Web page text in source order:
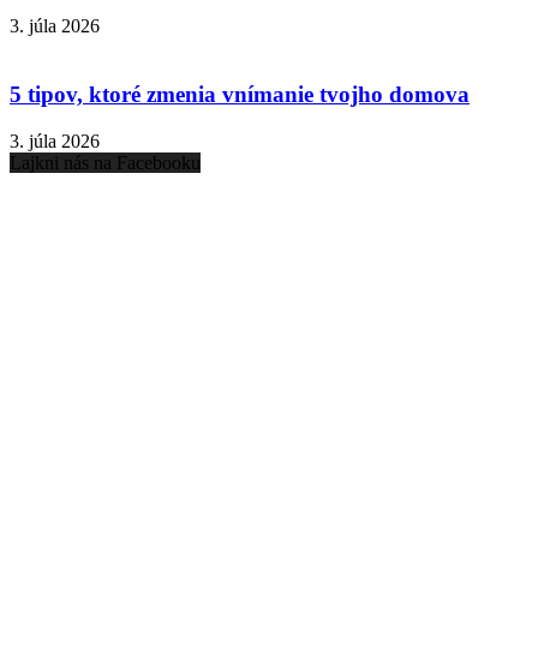
3. júla 2026
5 tipov, ktoré zmenia vnímanie tvojho domova
3. júla 2026
Lajkni nás na Facebooku